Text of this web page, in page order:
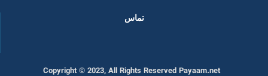
تماس
Copyright © 2023, All Rights Reserved Payaam.net